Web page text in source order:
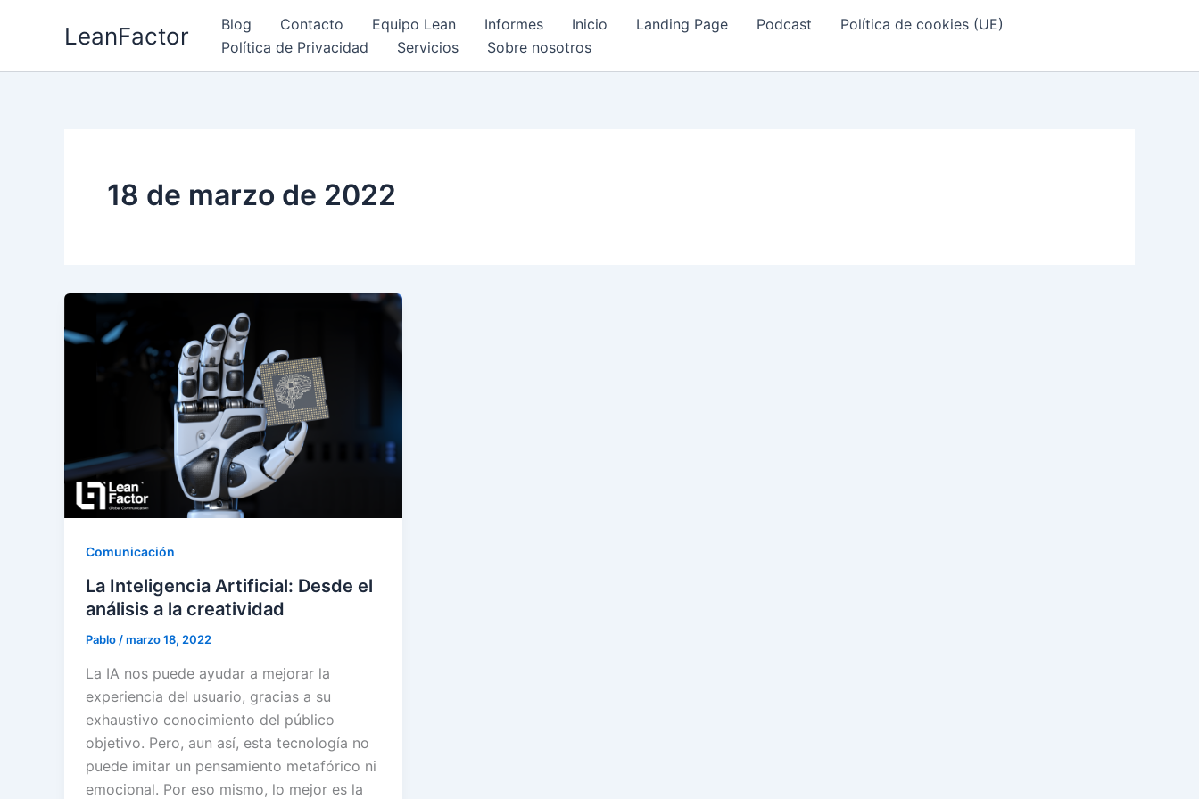
LeanFactor Blog Contacto Equipo Lean Informes Inicio Landing Page Podcast
Política de cookies (UE)
Política de Privacidad
Servicios Sobre nosotros
18 de marzo de 2022
Comunicación
La Inteligencia Artificial: Desde el
análisis a la creatividad
Pablo/marzo 18, 2022
La IA nos puede ayudar a mejorar la
experiencia del usuario, gracias a su
exhaustivo conocimiento del público
objetivo. Pero, aun así, esta tecnología no
puede imitar un pensamiento metafórico ni
emocional. Por eso mismo, lo mejor es la